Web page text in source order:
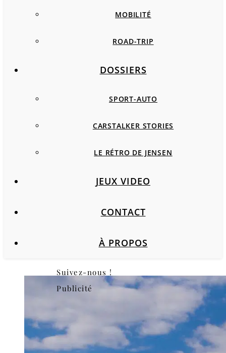
MOBILITÉ
ROAD-TRIP
DOSSIERS
SPORT-AUTO
CARSTALKER STORIES
LE RÉTRO DE JENSEN
JEUX VIDEO
CONTACT
À PROPOS
Suivez-nous !
Publicité